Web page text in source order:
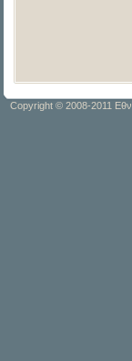
Copyright © 2008-2011